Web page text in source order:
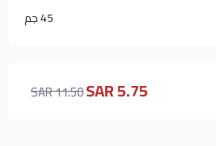
45 جم
5.75 SAR
11.50 SAR